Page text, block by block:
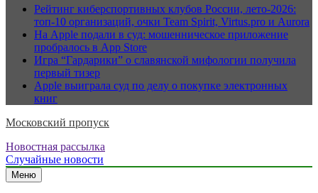
Рейтинг киберспортивных клубов России, лето-2026:
топ-10 организаций, очки Team Spirit, Virtus.pro и Aurora
На Apple подали в суд: мошенническое приложение
пробралось в App Store
Игра “Гардарики” о славянской мифологии получила
первый тизер
Apple выиграла суд по делу о покупке электронных
книг
Московский пропуск
Новостная рассылка
Случайные новости
Меню